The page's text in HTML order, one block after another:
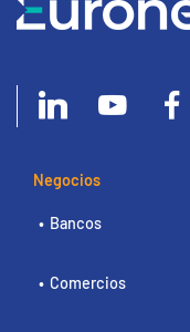
Negocios
Bancos
Comercios